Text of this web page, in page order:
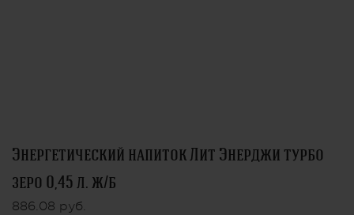
Энергетический напиток Лит Энерджи турбо
зеро 0,45 л. ж/б
886.08 руб.